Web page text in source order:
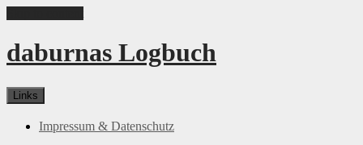
daburnas Logbuch
Links
Impressum & Datenschutz